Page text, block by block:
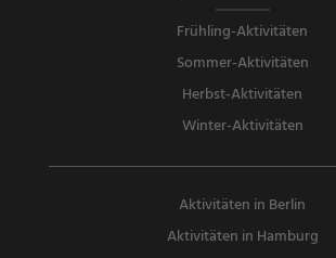
Frühling-Aktivitäten
Sommer-Aktivitäten
Herbst-Aktivitäten
Winter-Aktivitäten
Aktivitäten in Berlin
Aktivitäten in Hamburg